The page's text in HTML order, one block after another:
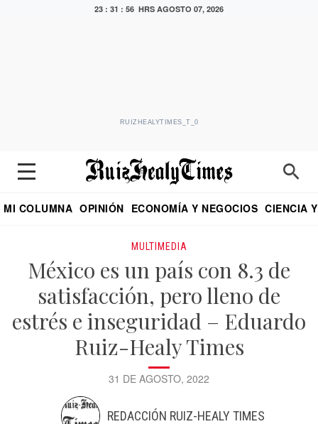
23 : 31 : 56 HRS AGOSTO 07, 2026
RUIZHEALYTIMES_T_0
MI COLUMNA OPINIÓN ECONOMÍA Y NEGOCIOS CIENCIA
MULTIMEDIA
México es un país con 8.3 de
satisfacción, pero lleno de
estrés e inseguridad – Eduardo
Ruiz-Healy Times
31 DE AGOSTO, 2022
REDACCIÓN RUIZ-HEALY TIMES